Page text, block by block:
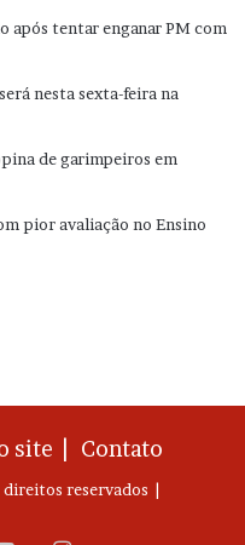
tentar enganar PM com
nesta sexta-feira na
de garimpeiros em
pior avaliação no Ensino
site | Contato
reservados |